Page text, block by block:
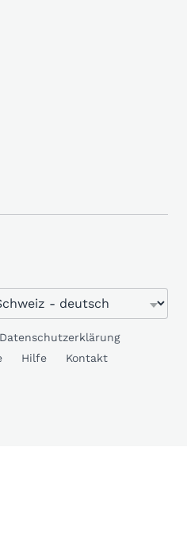
Datenschutzerklärung
Hilfe Kontakt